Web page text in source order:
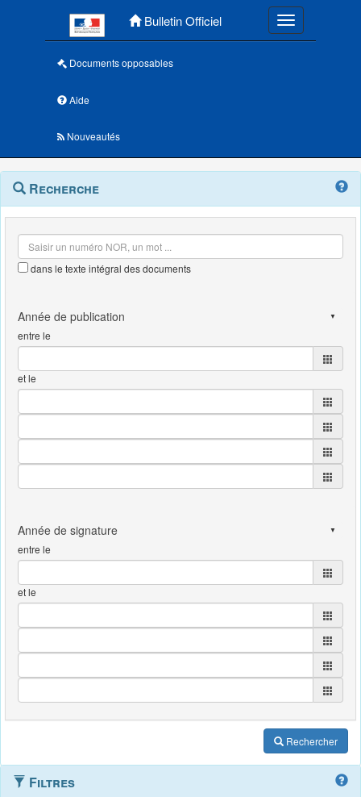
Bulletin Officiel Toggle
Documents opposables
Aide
Nouveautés
Navigation
outils
Menu
contextuel
Recherche
dans le texte intégral des documents
entre le
et le
entre le
et le
Rechercher
Filtres